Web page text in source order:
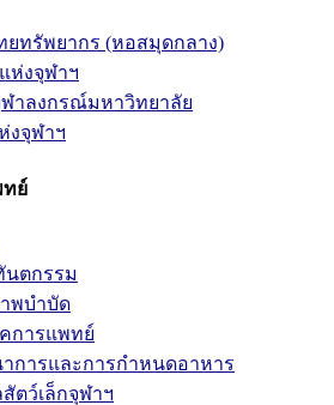
ยทรัพยากร (หอสมุดกลาง)
ห่งจุฬาฯ
าลงกรณ์มหาวิทยาลัย
งจุฬาฯ
ทย์
นตกรรม
พบำบัด
การแพทย์
การและการกำหนดอาหาร
ตว์เล็กจุฬาฯ